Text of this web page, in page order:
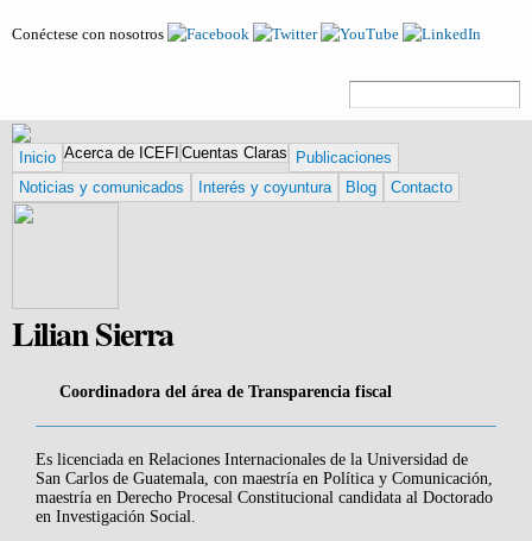
contenido
Conéctese con nosotros
Formulario
de búsqueda
Inicio Acerca de ICEFI Cuentas Claras
Publicaciones
Noticias y comunicados
Interés y coyuntura Blog Contacto
Lilian Sierra
Coordinadora del área de Transparencia fiscal
Es licenciada en Relaciones Internacionales de la Universidad de
San Carlos de Guatemala, con maestría en Política y Comunicación,
maestría en Derecho Procesal Constitucional candidata al Doctorado
en Investigación Social.